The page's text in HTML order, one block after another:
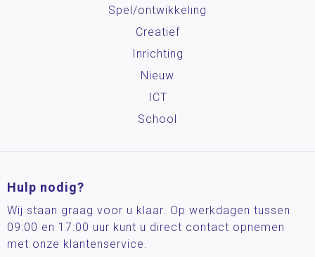
Spel/ontwikkeling
Creatief
Inrichting
Nieuw
ICT
School
Hulp nodig?
Wij staan graag voor u klaar. Op werkdagen tussen
09:00 en 17:00 uur kunt u direct contact opnemen
met onze klantenservice.